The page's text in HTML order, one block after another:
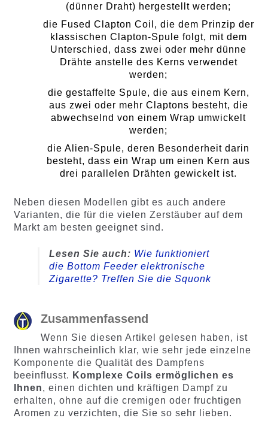
(dünner Draht) hergestellt werden;
die Fused Clapton Coil, die dem Prinzip der
klassischen Clapton-Spule folgt, mit dem
Unterschied, dass zwei oder mehr dünne
Drähte anstelle des Kerns verwendet
werden;
die gestaffelte Spule, die aus einem Kern,
aus zwei oder mehr Claptons besteht, die
abwechselnd von einem Wrap umwickelt
werden;
die Alien-Spule, deren Besonderheit darin
besteht, dass ein Wrap um einen Kern aus
drei parallelen Drähten gewickelt ist.
Neben diesen Modellen gibt es auch andere
Varianten, die für die vielen Zerstäuber auf dem
Markt am besten geeignet sind.
Lesen Sie auch: Wie funktioniert
die Bottom Feeder elektronische
Zigarette? Treffen Sie die Squonk
Zusammenfassend
Wenn Sie diesen Artikel gelesen haben, ist
Ihnen wahrscheinlich klar, wie sehr jede einzelne
Komponente die Qualität des Dampfens
beeinflusst. Komplexe Coils ermöglichen es
Ihnen, einen dichten und kräftigen Dampf zu
erhalten, ohne auf die cremigen oder fruchtigen
Aromen zu verzichten, die Sie so sehr lieben.